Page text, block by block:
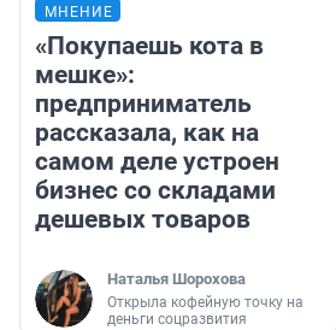
МНЕНИЕ
«Покупаешь кота в
мешке»:
предприниматель
рассказала, как на
самом деле устроен
бизнес со складами
дешевых товаров
Наталья Шорохова
Открыла кофейную точку на
деньги соцразвития